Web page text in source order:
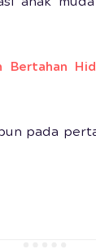
anak
Bertahan
pada